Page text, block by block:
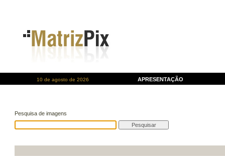
10 de agosto de 2026 APRESENTAÇÃO
Pesquisa de imagens